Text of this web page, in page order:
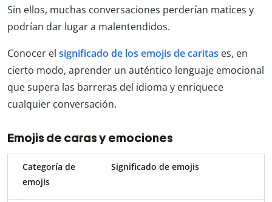
Sin ellos, muchas conversaciones perderían matices y
podrían dar lugar a malentendidos.
Conocer el significado de los emojis de caritas es, en
cierto modo, aprender un auténtico lenguaje emocional
que supera las barreras del idioma y enriquece
cualquier conversación.
Emojis de caras y emociones
Categoría de
emojis
Significado de emojis